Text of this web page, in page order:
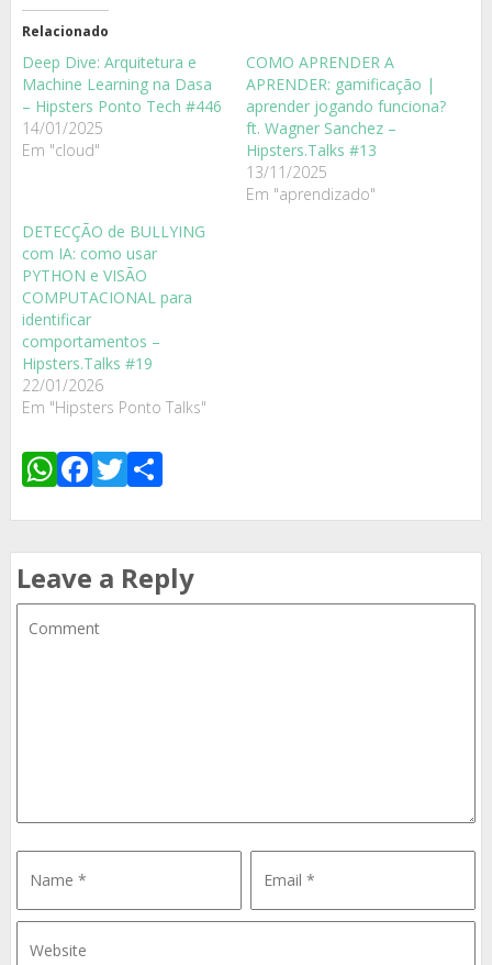
Relacionado
Deep Dive: Arquitetura e
Machine Learning na Dasa
– Hipsters Ponto Tech #446
14/01/2025
Em "cloud"
COMO APRENDER A
APRENDER: gamificação |
aprender jogando funciona?
ft. Wagner Sanchez –
Hipsters.Talks #13
13/11/2025
Em "aprendizado"
DETECÇÃO de BULLYING
com IA: como usar
PYTHON e VISÃO
COMPUTACIONAL para
identificar
comportamentos –
Hipsters.Talks #19
22/01/2026
Em "Hipsters Ponto Talks"
WhatsApp
Facebook
Twitter
Leave a Reply